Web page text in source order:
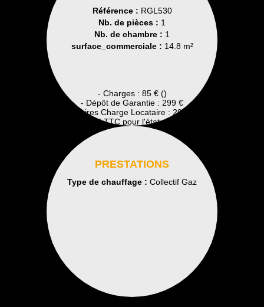
Référence : RGL530
Nb. de pièces : 1
Nb. de chambre : 1
surface_commerciale : 14.8 m²
- Charges : 85 € ()
- Dépôt de Garantie : 299 €
- Honoraires Charge Locataire : 299 € TTC
Dont 0 € TTC pour l'état des lieux
PRESTATIONS
Type de chauffage : Collectif Gaz